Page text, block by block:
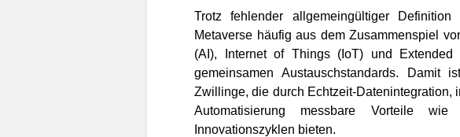
Trotz fehlender allgemeingültiger
Metaverse häufig aus dem Zusammenspiel
(AI), Internet of Things (IoT) und
gemeinsamen Austauschstandards. Damit
Zwillinge, die durch Echtzeit-Datenintegration,
Automatisierung messbare Vorteile
Innovationszyklen bieten.